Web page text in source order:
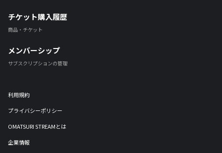
チケット購入履歴
商品・チケット
メンバーシップ
サブスクリプションの管理
利用規約
プライバシーポリシー
OMATSURI STREAMとは
企業情報